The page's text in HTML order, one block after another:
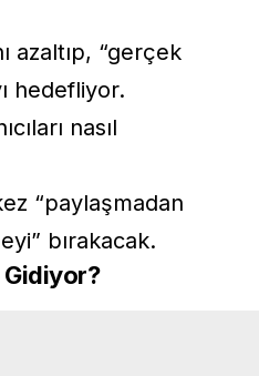
azaltıp, “gerçek
hedefliyor.
nasıl
“paylaşmadan
bırakacak.